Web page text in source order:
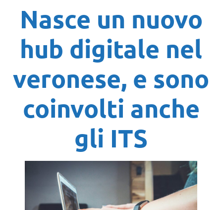
Nasce un nuovo
hub digitale nel
veronese, e sono
coinvolti anche
gli ITS